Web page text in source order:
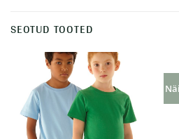
SEOTUD TOOTED